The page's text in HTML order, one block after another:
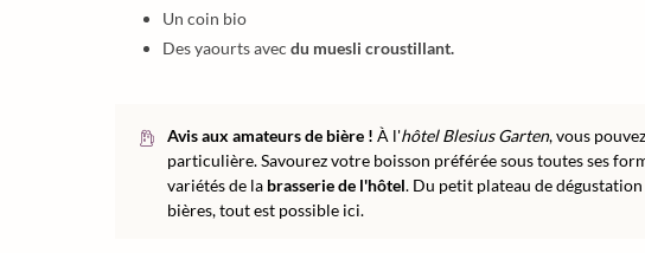
Un coin bio
Des yaourts avec du muesli croustillant.
Avis aux amateurs de bière ! À l'hôtel Blesius Garten, vous
particulière. Savourez votre boisson préférée sous toutes ses
variétés de la brasserie de l'hôtel. Du petit plateau de
bières, tout est possible ici.